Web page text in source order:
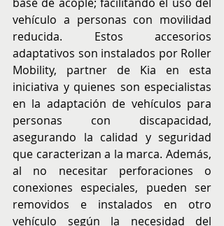
vehículo a personas con movilidad
reducida. Estos accesorios
adaptativos son instalados por Roller
Mobility, partner de Kia en esta
iniciativa y quienes son especialistas
en la adaptación de vehículos para
personas con discapacidad,
asegurando la calidad y seguridad
que caracterizan a la marca. Además,
al no necesitar perforaciones o
conexiones especiales, pueden ser
removidos e instalados en otro
vehículo según la necesidad del